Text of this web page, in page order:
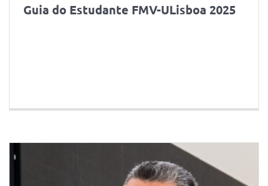
Guia do Estudante FMV-ULisboa 2025